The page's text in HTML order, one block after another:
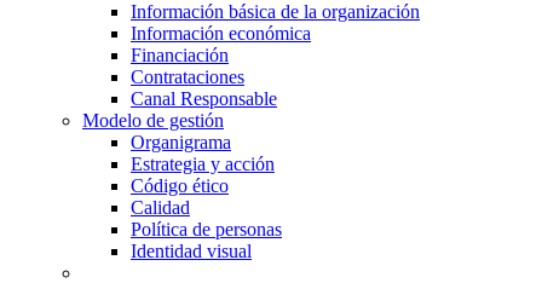
Información básica de la organización
Información económica
Financiación
Contrataciones
Canal Responsable
Modelo de gestión
Organigrama
Estrategia y acción
Código ético
Calidad
Política de personas
Identidad visual